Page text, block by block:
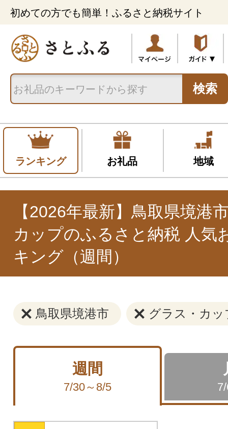
初めての方でも簡単！ふるさと納税サイト
検索
ランキング お礼品 地域
【2026年最新】鳥取県境港
カップのふるさと納税 人気
キング（週間）
鳥取県境港市 グラス・カッ
週間
7/30～8/5